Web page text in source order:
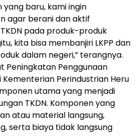
yang baru, kami ingin
agar berani dan aktif
TKDN pada produk-produk
kita bisa membanjiri LKPP dan
dalam negeri,” terangnya.
Peningkatan Penggunaan
Kementerian Perindustrian Heru
utama yang menjadi
TKDN. Komponen yang
atau material langsung,
serta biaya tidak langsung